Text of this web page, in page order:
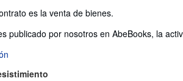
es la venta de bienes.
publicado por nosotros en AbeBooks, la